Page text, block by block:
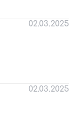
02.03.2025
02.03.2025